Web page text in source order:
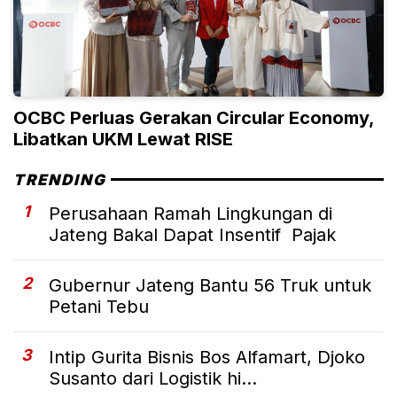
OCBC Perluas Gerakan Circular Economy,
Libatkan UKM Lewat RISE
TRENDING
1
Perusahaan Ramah Lingkungan di
Jateng Bakal Dapat Insentif Pajak
2
Gubernur Jateng Bantu 56 Truk untuk
Petani Tebu
3
Intip Gurita Bisnis Bos Alfamart, Djoko
Susanto dari Logistik hi...